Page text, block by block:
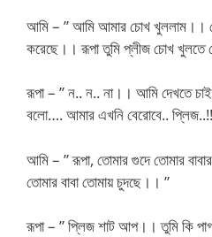
আমি – ” আমি আমার চোখ খুললাম।।
করেছে।। রূপা তুমি প্লীজ চোখ খুলতে
রূপা – ” ন.. ন.. না।। আমি দেখতে
বলো…. আমার এখনি বেরোবে..
আমি – ” রূপা, তোমার গুদে তোমার
তোমার বাবা তোমায় চুদছে।। ”
রূপা – ” প্লিজ শাট আপ।। তুমি কি